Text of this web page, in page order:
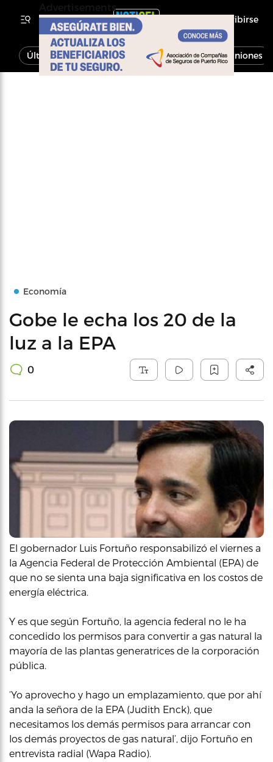
Inscribirse
Última Hora Noticias Economía Opiniones
Economía
Gobe le echa los 20 de la
luz a la EPA
0
El gobernador Luis Fortuño responsabilizó el viernes a
la Agencia Federal de Protección Ambiental (EPA) de
que no se sienta una baja significativa en los costos de
energía eléctrica.
Y es que según Fortuño, la agencia federal no le ha
concedido los permisos para convertir a gas natural la
mayoría de las plantas generatrices de la corporación
pública.
‘Yo aprovecho y hago un emplazamiento, que por ahí
anda la señora de la EPA (Judith Enck), que
necesitamos los demás permisos para arrancar con
los demás proyectos de gas natural’, dijo Fortuño en
entrevista radial (Wapa Radio).
Advertisements